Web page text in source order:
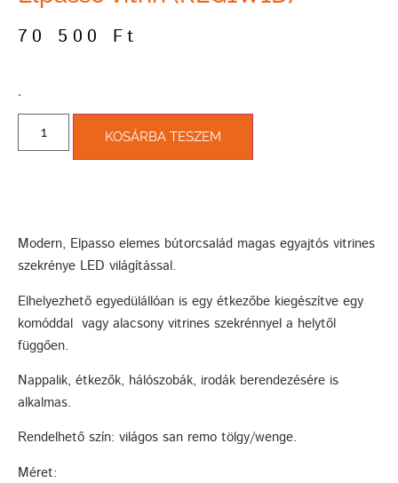
70 500 Ft
­.
KOSÁRBA TESZEM
Modern, Elpasso elemes bútorcsalád magas egyajtós vitrines
szekrénye LED világítással.
Elhelyezhető egyedülállóan is egy étkezőbe kiegészítve egy
komóddal vagy alacsony vitrines szekrénnyel a helytől
függően.
Nappalik, étkezők, hálószobák, irodák berendezésére is
alkalmas.
Rendelhető szín: világos san remo tölgy/wenge.
Méret: